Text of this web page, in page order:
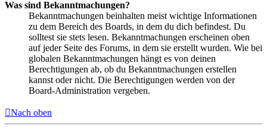
Was sind Bekanntmachungen?
Bekanntmachungen beinhalten meist wichtige Informationen
zu dem Bereich des Boards, in dem du dich befindest. Du
solltest sie stets lesen. Bekanntmachungen erscheinen oben
auf jeder Seite des Forums, in dem sie erstellt wurden. Wie bei
globalen Bekanntmachungen hängt es von deinen
Berechtigungen ab, ob du Bekanntmachungen erstellen
kannst oder nicht. Die Berechtigungen werden von der
Board-Administration vergeben.
Nach oben